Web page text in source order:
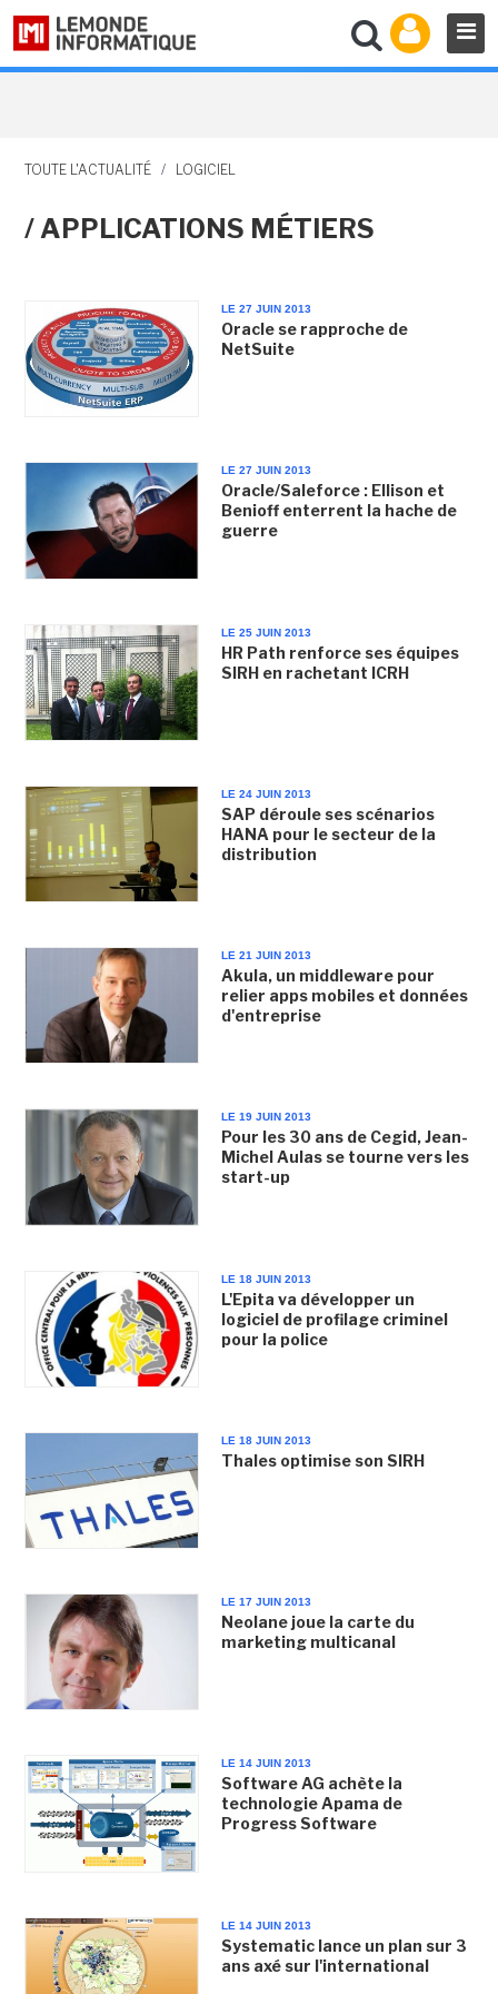
TOUTE L'ACTUALITÉ / LOGICIEL
/ APPLICATIONS MÉTIERS
LE 27 JUIN 2013
Oracle se rapproche de
NetSuite
LE 27 JUIN 2013
Oracle/Saleforce : Ellison et
Benioff enterrent la hache de
guerre
LE 25 JUIN 2013
HR Path renforce ses équipes
SIRH en rachetant ICRH
LE 24 JUIN 2013
SAP déroule ses scénarios
HANA pour le secteur de la
distribution
LE 21 JUIN 2013
Akula, un middleware pour
relier apps mobiles et données
d'entreprise
LE 19 JUIN 2013
Pour les 30 ans de Cegid, Jean-
Michel Aulas se tourne vers les
start-up
LE 18 JUIN 2013
L'Epita va développer un
logiciel de profilage criminel
pour la police
LE 18 JUIN 2013
Thales optimise son SIRH
LE 17 JUIN 2013
Neolane joue la carte du
marketing multicanal
LE 14 JUIN 2013
Software AG achète la
technologie Apama de
Progress Software
LE 14 JUIN 2013
Systematic lance un plan sur 3
ans axé sur l'international